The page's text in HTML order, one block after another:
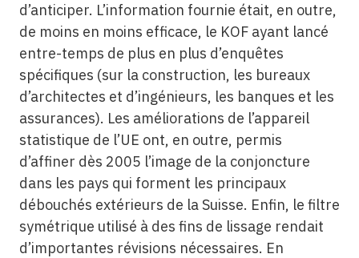
d’anticiper. L’information fournie était, en outre,
de moins en moins efficace, le KOF ayant lancé
entre-temps de plus en plus d’enquêtes
spécifiques (sur la construction, les bureaux
d’architectes et d’ingénieurs, les banques et les
assurances). Les améliorations de l’appareil
statistique de l’UE ont, en outre, permis
d’affiner dès 2005 l’image de la conjoncture
dans les pays qui forment les principaux
débouchés extérieurs de la Suisse. Enfin, le filtre
symétrique utilisé à des fins de lissage rendait
d’importantes révisions nécessaires. En